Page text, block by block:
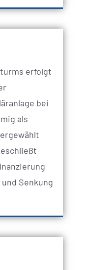
erfolgt
bei
als
Senkung